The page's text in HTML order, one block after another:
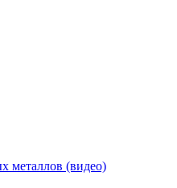
металлов (видео)